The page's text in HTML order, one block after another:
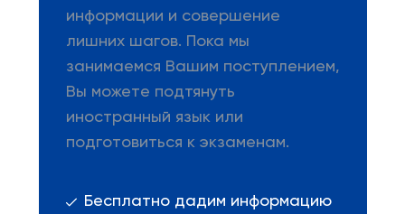
информации и совершение
лишних шагов. Пока мы
занимаемся Вашим поступлением,
Вы можете подтянуть
иностранный язык или
подготовиться к экзаменам.
Бесплатно дадим информацию